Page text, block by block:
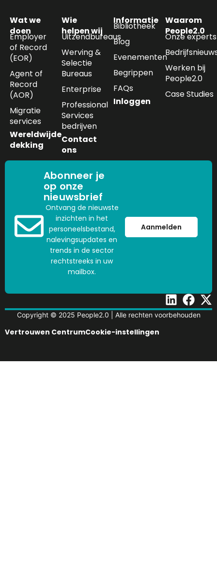
Wat we
doen
Employer
of Record
(EOR)
Agent of
Record
(AOR)
Migratie
services
Wereldwijde
dekking
Wie
helpen wij
Uitzendbureaus
Werving &
Selectie
Bureaus
Enterprise
Professional
Services
bedrijven
Contact
ons
Informatie
Bibliotheek
Blog
Evenementen
Begrippen
FAQs
Inloggen
Waarom
People2.0
Onze experts
Werken bij
People2.0
Case Studies
Abonneer je
op onze
nieuwsbrief
Ontvang de nieuwste
inzichten in het
personeelsbestand,
nalevingsupdates en
trends in de sector
rechtstreeks in uw
mailbox.
Aanmelden
Copyright © 2025 People2.0 | Alle rechten voorbehouden
Vertrouwen CentrumCookie-instellingen